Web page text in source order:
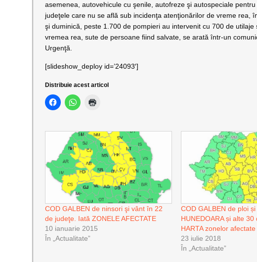
asemenea, autovehicule cu şenile, autofreze şi autospeciale
judeţele care nu se află sub incidenţa atenţionărilor de vreme rea,
şi duminică, peste 1.700 de pompieri au intervenit cu 700 de
vremea rea, sute de persoane fiind salvate, se arată într-un
Urgenţă.
[slideshow_deploy id=’24093′]
Distribuie acest articol
COD GALBEN de ninsori şi vânt în 22
de judeţe. Iată ZONELE AFECTATE
10 ianuarie 2015
În „Actualitate”
COD GALBEN de ploi
HUNEDOARA și alte 30
HARTA zonelor afectate
23 iulie 2018
În „Actualitate”